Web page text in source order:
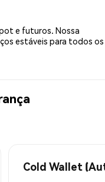
e futuros. Nossa
estáveis para todos os
Cold Wallet